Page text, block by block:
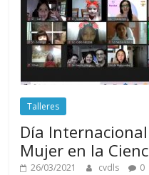
Talleres
Día
Mujer en la
26/03/2021 cvdls 0